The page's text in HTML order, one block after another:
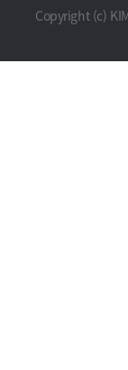
Copyright (c)